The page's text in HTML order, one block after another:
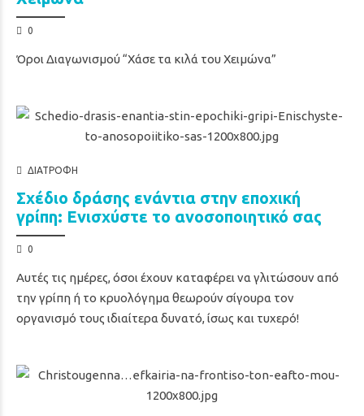
0
Όροι Διαγωνισμού “Χάσε τα κιλά του Χειμώνα”
ΔΙΑΤΡΟΦΉ
Σχέδιο δράσης ενάντια στην εποχική
γρίπη: Ενισχύστε το ανοσοποιητικό σας
0
Αυτές τις ημέρες, όσοι έχουν καταφέρει να γλιτώσουν από
την γρίπη ή το κρυολόγημα θεωρούν σίγουρα τον
οργανισμό τους ιδιαίτερα δυνατό, ίσως και τυχερό!